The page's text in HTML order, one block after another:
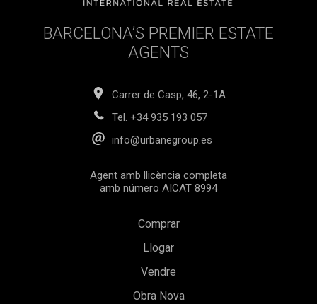
BARCELONA’S PREMIER ESTATE
AGENTS
Carrer de Casp, 46, 2-1A
Tel. +34 935 193 057
info@urbanegroup.es
Agent amb llicència completa
amb número AICAT 8994
Comprar
Llogar
Vendre
Obra Nova